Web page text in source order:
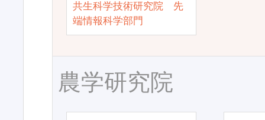
共生科学技術研究院 先
端情報科学部門
農学研究院